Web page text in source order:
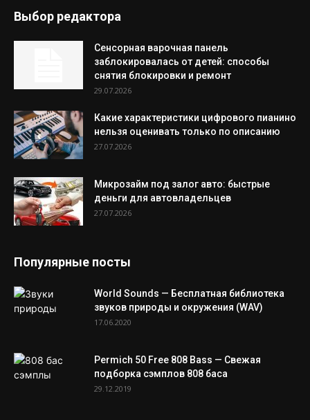
Выбор редактора
Сенсорная варочная панель
заблокировалась от детей: способы
снятия блокировки и ремонт
29.07.2026
Какие характеристики цифрового пианино
нельзя оценивать только по описанию
27.07.2026
Микрозайм под залог авто: быстрые
деньги для автовладельцев
27.07.2026
Популярные посты
World Sounds — Бесплатная библиотека
звуков природы и окружения (WAV)
17.06.2020
Permich 50 Free 808 Bass — Свежая
подборка сэмплов 808 баса
29.12.2019